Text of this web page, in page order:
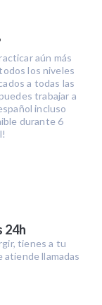
aún más
los niveles
a todas las
trabajar a
incluso
durante 6
24h
tienes a tu
atiende llamadas